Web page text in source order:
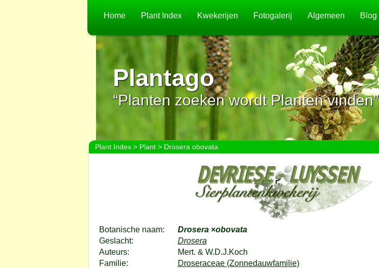
Home Plant Index Kwekerijen Fotogalerij Algemeen Blog
Plantago
“Planten zoeken wordt Planten vinden”
Plant Index> Plant> Drosera obovata
Botanische naam: Drosera ×obovata
Geslacht:
Drosera
Auteurs:
Mert. & W.D.J.Koch
Familie:
Droseraceae (Zonnedauwfamilie)